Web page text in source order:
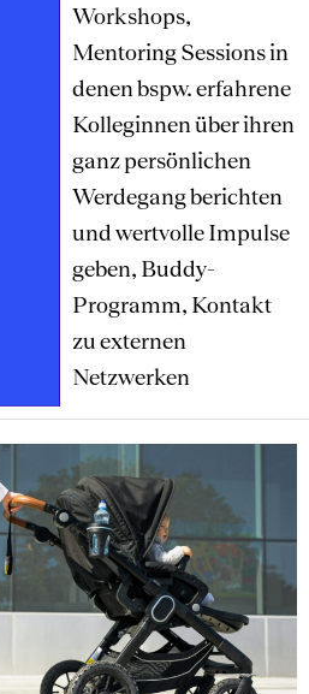
Workshops,
Mentoring Sessions in
denen bspw. erfahrene
Kolleginnen über ihren
ganz persönlichen
Werdegang berichten
und wertvolle Impulse
geben, Buddy-
Programm, Kontakt
zu externen
Netzwerken